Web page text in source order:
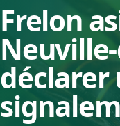
Frelon
déclarer